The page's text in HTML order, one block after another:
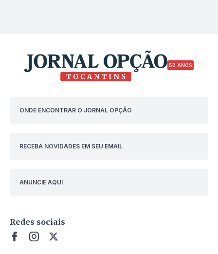
50 ANOS
ONDE ENCONTRAR O JORNAL OPÇÃO
RECEBA NOVIDADES EM SEU EMAIL
ANUNCIE AQUI
Redes sociais